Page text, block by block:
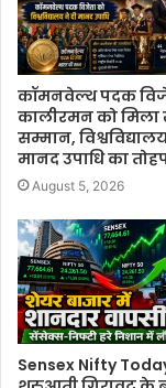
कॉमनवेल्थ पदक
कालीरमन को मिला
सम्मान,
मानद उपाधि का
August 5, 2026
Sensex Nifty